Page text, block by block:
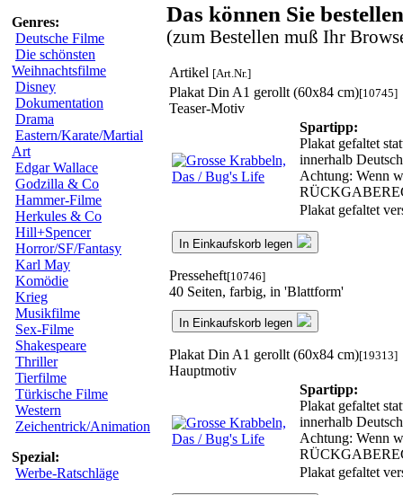
Genres:
Deutsche Filme
Die schönsten
Weihnachtsfilme
Disney
Dokumentation
Drama
Eastern/Karate/Martial
Art
Edgar Wallace
Godzilla & Co
Hammer-Filme
Herkules & Co
Hill+Spencer
Horror/SF/Fantasy
Karl May
Komödie
Krieg
Musikfilme
Sex-Filme
Shakespeare
Thriller
Tierfilme
Türkische Filme
Western
Zeichentrick/Animation
Spezial:
Werbe-Ratschläge
Das können Sie
(zum Bestellen muß Ihr
Artikel [Art.Nr.]
Plakat Din A1 gerollt (60x84 cm)[10745]
Teaser-Motiv
Spartipp:
Plakat gefaltet
innerhalb
Achtung: Wenn
Plakat gefaltet
In Einkaufskorb legen
Presseheft[10746]
40 Seiten, farbig, in 'Blattform'
In Einkaufskorb legen
Plakat Din A1 gerollt (60x84 cm)[19313]
Hauptmotiv
Spartipp:
Plakat gefaltet
innerhalb
Achtung: Wenn
Plakat gefaltet